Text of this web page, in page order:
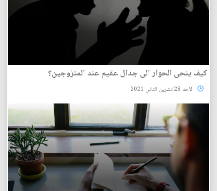
كيف ينحى الحوار الى جدال عقيم عند المتزوجين؟
الأحد 28 تشرين الثاني 2021